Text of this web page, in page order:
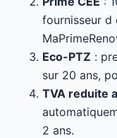
fournisseur d
Eco-PTZ :
sur 20 ans,
TVA reduite
2 ans.